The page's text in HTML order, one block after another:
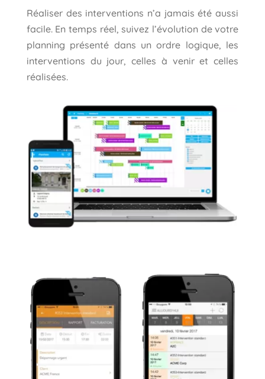
Réaliser des interventions n’a jamais été aussi
facile. En temps réel, suivez l’évolution de votre
planning présenté dans un ordre logique, les
interventions du jour, celles à venir et celles
réalisées.